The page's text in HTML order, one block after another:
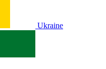
Ukraine